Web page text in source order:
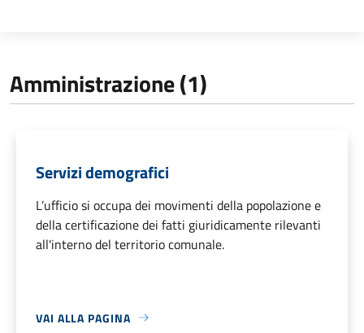
Amministrazione (1)
Servizi demografici
L’ufficio si occupa dei movimenti della popolazione e
della certificazione dei fatti giuridicamente rilevanti
all'interno del territorio comunale.
VAI ALLA PAGINA